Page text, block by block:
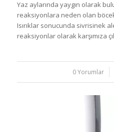
Yaz aylarında yaygın olarak
reaksiyonlara neden olan
Isırıklar sonucunda sivrisinek
reaksiyonlar olarak karşımıza
0 Yorumlar
/